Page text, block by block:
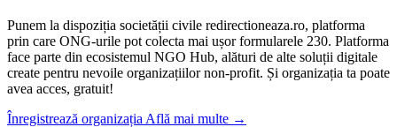
Punem la dispoziția societății civile redirectioneaza.ro, platforma
prin care ONG-urile pot colecta mai ușor formularele 230. Platforma
face parte din ecosistemul NGO Hub, alături de alte soluții digitale
create pentru nevoile organizațiilor non-profit. Și organizația ta poate
avea acces, gratuit!
Înregistrează organizația Află mai multe →